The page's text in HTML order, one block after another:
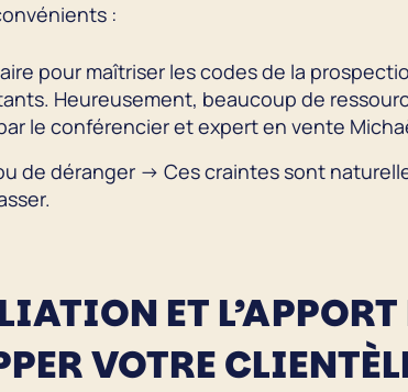
:
pour maîtriser les codes de la
Heureusement, beaucoup de
le conférencier et expert en vente
de déranger → Ces craintes sont
ET
VOTRE